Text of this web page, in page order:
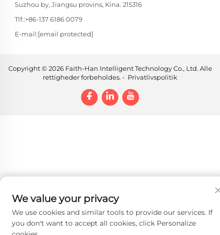
Suzhou by, Jiangsu provins, Kina. 215316
Tlf.:+86-137 6186 0079
E-mail:[email protected]
Copyright © 2026 Faith-Han Intelligent Technology Co., Ltd. Alle
rettigheder forbeholdes. - Privatlivspolitik
We value your privacy
We use cookies and similar tools to provide our services. If
you don't want to accept all cookies, click Personalize